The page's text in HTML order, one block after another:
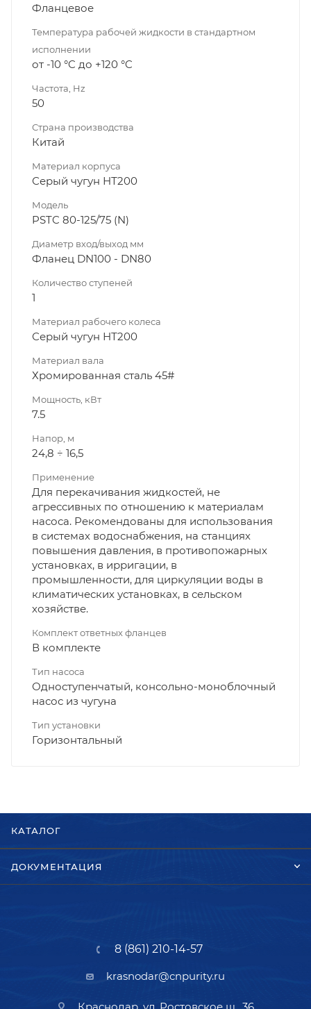
Фланцевое
Температура рабочей жидкости в стандартном
исполнении
от -10 °C до +120 °C
Частота, Hz
50
Страна производства
Китай
Материал корпуса
Серый чугун НТ200
Модель
PSTC 80-125/75 (N)
Диаметр вход/выход мм
Фланец DN100 - DN80
Количество ступеней
1
Материал рабочего колеса
Серый чугун НТ200
Материал вала
Хромированная сталь 45#
Мощность, кВт
7.5
Напор, м
24,8 ÷ 16,5
Применение
Для перекачивания жидкостей, не
агрессивных по отношению к материалам
насоса. Рекомендованы для использования
в системах водоснабжения, на станциях
повышения давления, в противопожарных
установках, в ирригации, в
промышленности, для циркуляции воды в
климатических установках, в сельском
хозяйстве.
Комплект ответных фланцев
В комплекте
Тип насоса
Одноступенчатый, консольно-моноблочный
насос из чугуна
Тип установки
Горизонтальный
КАТАЛОГ
ДОКУМЕНТАЦИЯ
8 (861) 210-14-57
krasnodar@cnpurity.ru